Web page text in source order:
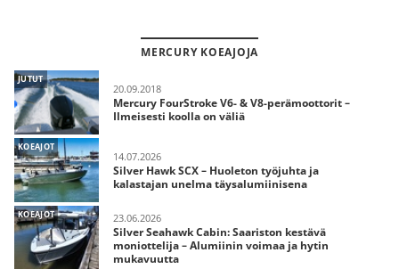
MERCURY KOEAJOJA
JUTUT
20.09.2018
Mercury FourStroke V6- & V8-perämoottorit –
Ilmeisesti koolla on väliä
KOEAJOT
14.07.2026
Silver Hawk SCX – Huoleton työjuhta ja
kalastajan unelma täysalumiinisena
KOEAJOT 23.06.2026
Silver Seahawk Cabin: Saariston kestävä
moniottelija – Alumiinin voimaa ja hytin
mukavuutta